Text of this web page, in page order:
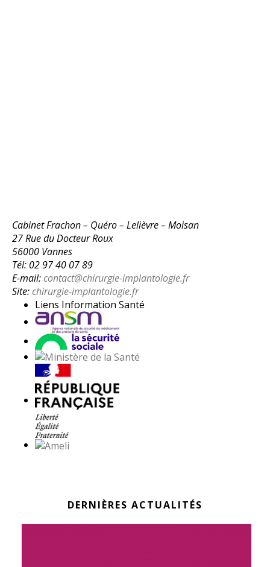
Cabinet Frachon – Quéro – Lelièvre – Moisan
27 Rue du Docteur Roux
56000 Vannes
Tél: 02 97 40 07 89
E-mail:contact@chirurgie-implantologie.fr
Site:chirurgie-implantologie.fr
Liens Information Santé
DERNIÈRES ACTUALITÉS